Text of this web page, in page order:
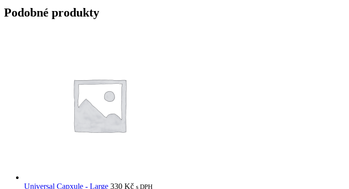
Podobné produkty
Universal Capxule - Large 330 Kč s DPH